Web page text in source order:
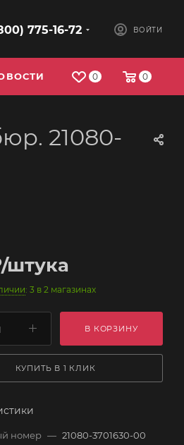
775-16-72 ВОЙТИ
0 0
21080-
/штука
: 3 в 2 магазинах
В КОРЗИНУ
КУПИТЬ В 1 КЛИК
номер — 21080-3701630-00